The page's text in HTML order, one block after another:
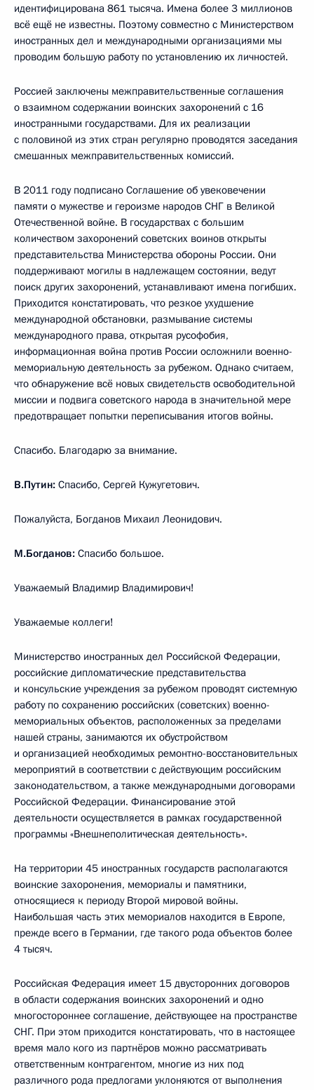
идентифицирована 861 тысяча. Имена более 3 миллионов
всё ещё не известны. Поэтому совместно с Министерством
иностранных дел и международными организациями мы
проводим большую работу по установлению их личностей.
Россией заключены межправительственные соглашения
о взаимном содержании воинских захоронений с 16
иностранными государствами. Для их реализации
с половиной из этих стран регулярно проводятся заседания
смешанных межправительственных комиссий.
В 2011 году подписано Соглашение об увековечении
памяти о мужестве и героизме народов СНГ в Великой
Отечественной войне. В государствах с большим
количеством захоронений советских воинов открыты
представительства Министерства обороны России. Они
поддерживают могилы в надлежащем состоянии, ведут
поиск других захоронений, устанавливают имена погибших.
Приходится констатировать, что резкое ухудшение
международной обстановки, размывание системы
международного права, открытая русофобия,
информационная война против России осложнили военно-
мемориальную деятельность за рубежом. Однако считаем,
что обнаружение всё новых свидетельств освободительной
миссии и подвига советского народа в значительной мере
предотвращает попытки переписывания итогов войны.
Спасибо. Благодарю за внимание.
В.Путин: Спасибо, Сергей Кужугетович.
Пожалуйста, Богданов Михаил Леонидович.
М.Богданов: Спасибо большое.
Уважаемый Владимир Владимирович!
Уважаемые коллеги!
Министерство иностранных дел Российской Федерации,
российские дипломатические представительства
и консульские учреждения за рубежом проводят системную
работу по сохранению российских (советских) военно-
мемориальных объектов, расположенных за пределами
нашей страны, занимаются их обустройством
и организацией необходимых ремонтно-восстановительных
мероприятий в соответствии с действующим российским
законодательством, а также международными договорами
Российской Федерации. Финансирование этой
деятельности осуществляется в рамках государственной
программы «Внешнеполитическая деятельность».
На территории 45 иностранных государств располагаются
воинские захоронения, мемориалы и памятники,
относящиеся к периоду Второй мировой войны.
Наибольшая часть этих мемориалов находится в Европе,
прежде всего в Германии, где такого рода объектов более
4 тысяч.
Российская Федерация имеет 15 двусторонних договоров
в области содержания воинских захоронений и одно
многостороннее соглашение, действующее на пространстве
СНГ. При этом приходится констатировать, что в настоящее
время мало кого из партнёров можно рассматривать
ответственным контрагентом, многие из них под
различного рода предлогами уклоняются от выполнения